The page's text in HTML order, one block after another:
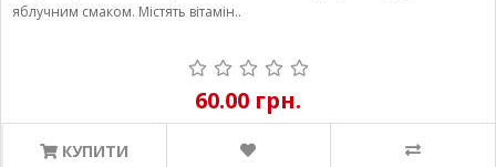
яблучним смаком. Містять вітамін..
60.00 грн.
КУПИТИ